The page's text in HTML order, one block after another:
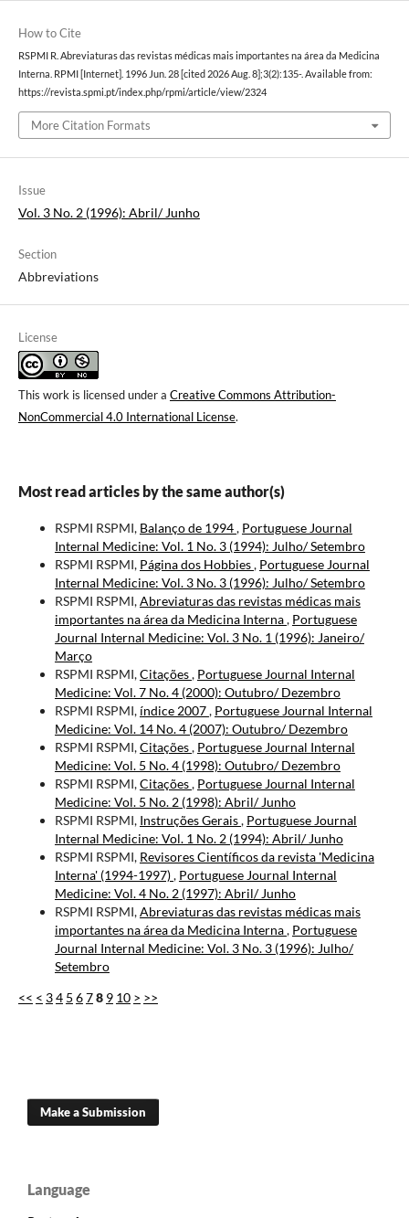
How to Cite
RSPMI R. Abreviaturas das revistas médicas mais importantes na área da Medicina
Interna. RPMI [Internet]. 1996 Jun. 28 [cited 2026 Aug. 8];3(2):135-. Available from:
https://revista.spmi.pt/index.php/rpmi/article/view/2324
More Citation Formats
Issue
Vol. 3 No. 2 (1996): Abril/ Junho
Section
Abbreviations
License
This work is licensed under a Creative Commons Attribution-
NonCommercial 4.0 International License.
Most read articles by the same author(s)
RSPMI RSPMI, Balanço de 1994, Portuguese Journal
Internal Medicine: Vol. 1 No. 3 (1994): Julho/ Setembro
RSPMI RSPMI, Página dos Hobbies, Portuguese Journal
Internal Medicine: Vol. 3 No. 3 (1996): Julho/ Setembro
RSPMI RSPMI,Abreviaturas das revistas médicas mais
importantes na área da Medicina Interna, Portuguese
Journal Internal Medicine: Vol. 3 No. 1 (1996): Janeiro/
Março
RSPMI RSPMI,Citações, Portuguese Journal Internal
Medicine: Vol. 7 No. 4 (2000): Outubro/ Dezembro
RSPMI RSPMI, índice 2007, Portuguese Journal Internal
Medicine: Vol. 14 No. 4 (2007): Outubro/ Dezembro
RSPMI RSPMI,Citações, Portuguese Journal Internal
Medicine: Vol. 5 No. 4 (1998): Outubro/ Dezembro
RSPMI RSPMI,Citações, Portuguese Journal Internal
Medicine: Vol. 5 No. 2 (1998): Abril/ Junho
RSPMI RSPMI, Instruções Gerais, Portuguese Journal
Internal Medicine: Vol. 1 No. 2 (1994): Abril/ Junho
RSPMI RSPMI, Revisores Científicos da revista 'Medicina
Interna' (1994-1997), Portuguese Journal Internal
Medicine: Vol. 4 No. 2 (1997): Abril/ Junho
RSPMI RSPMI,Abreviaturas das revistas médicas mais
importantes na área da Medicina Interna, Portuguese
Journal Internal Medicine: Vol. 3 No. 3 (1996): Julho/
Setembro
<< < 34 5 678 9 10 > >>
Make a Submission
Language